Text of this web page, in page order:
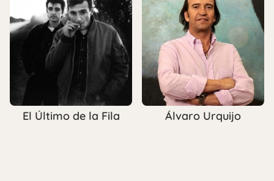
El Último de la Fila Álvaro Urquijo